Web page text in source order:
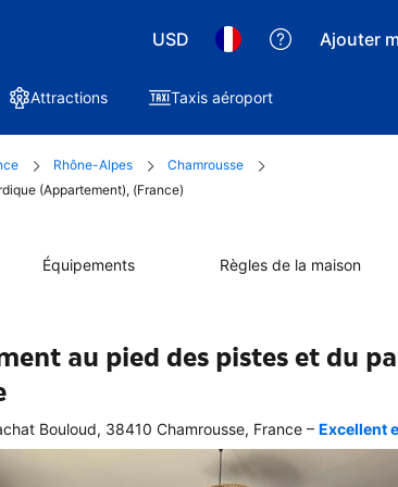
USD Ajouter
Attractions Taxis aéroport
Rhône-Alpes
Chamrousse
(Appartement), (France)
Équipements Règles de la maison
au pied des pistes et du
Bouloud, 38410 Chamrousse, France – Excellent